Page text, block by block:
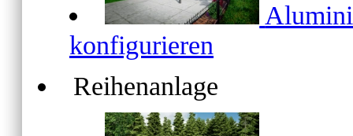
konfigurieren
Reihenanlage